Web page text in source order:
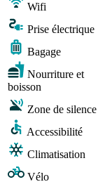
Wifi
Prise électrique
Bagage
Nourriture et
boisson
Zone de silence
Accessibilité
Climatisation
Vélo